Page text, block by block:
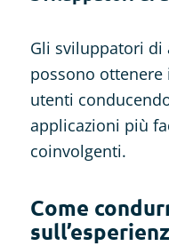
Gli sviluppatori
possono
utenti
applicazioni più
coinvolgenti.
Come